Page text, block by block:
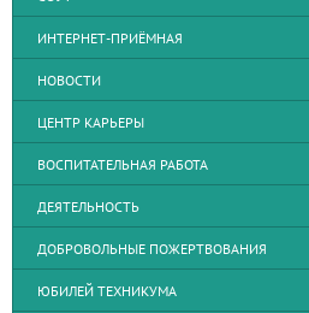
ИНТЕРНЕТ-ПРИЁМНАЯ
НОВОСТИ
ЦЕНТР КАРЬЕРЫ
ВОСПИТАТЕЛЬНАЯ РАБОТА
ДЕЯТЕЛЬНОСТЬ
ДОБРОВОЛЬНЫЕ ПОЖЕРТВОВАНИЯ
ЮБИЛЕЙ ТЕХНИКУМА